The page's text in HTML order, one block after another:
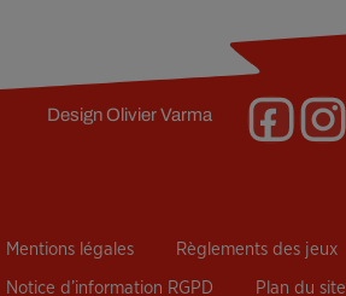
DesignOlivier Varma
Mentions légales Règlements des jeux
Notice d’information RGPD Plan du site